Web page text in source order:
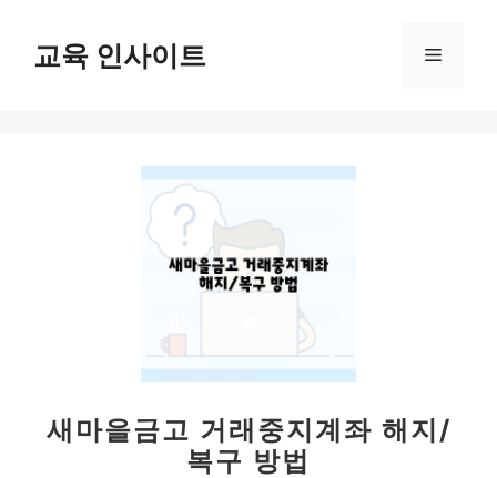
교육 인사이트 메
새마을금고 거래중지계좌 해지/
복구 방법